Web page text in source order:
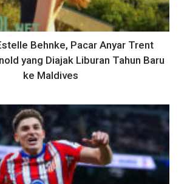
Behnke, Pacar Anyar Trent
yang Diajak Liburan Tahun Baru
ke Maldives